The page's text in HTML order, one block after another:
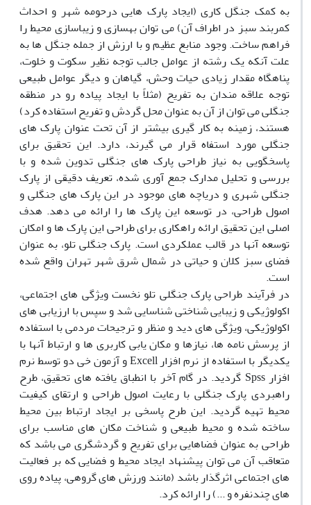
به کمک جنگل کاری (ایجاد پارک هایی درحومه شهر و احداث
کمربند سبز در اطراف آن) می توان بهسازی و زیباسازی محیط را
فراهم ساخت. وجود منابع عظیم و با ارزش از جمله جنگل ها به
علت آنکه یک رشته از عوامل جالب توجه نظیر سکوت و خلوت،
پناهگاه مقدار زیادی حیات وحش، گیاهان و دیگر عوامل طبیعی
توجه علاقه مندان به تفریح (مثلاً با ایجاد پیاده رو در منطقه
جنگلی می توان از آن به عنوان محل گردش و تفریح استفاده کرد)
هستند، زمینه به کار گیری بیشتر از آن تحت عنوان پارک های
جنگلی مورد استفاه قرار می گیرند، دارد. این تحقیق برای
پاسخگویی به نیاز طراحی پارک های جنگلی تدوین شده و با
بررسی و تحلیل مدارک جمع آوری شده، تعریف دقیقی از پارک
جنگلی شهری و دریاچه های موجود در این پارک های جنگلی و
اصول طراحی، در توسعه این پارک ها را ارائه می دهد. هدف
اصلی این تحقیق ارائه راهکاری برای طراحی این پارک ها و امکان
توسعه آنها در قالب عملکردی است. پارک جنگلی تلو، به عنوان
فضای سبز کلان و حیاتی در شمال شرق شهر تهران واقع شده
است.
در فرآیند طراحی پارک جنگلی تلو نخست ویژگی های اجتماعی،
اکولوژیکی و زیبایی شناختی شناسایی شد و سپس با ارزیابی های
اکولوژیکی، ویژگی های دید و منظر و ترجیحات مردمی با استفاده
از پرسش نامه ها، نیازها و مکان یابی کاربری ها و ارتباط آنها با
یکدیگر با استفاده از نرم افزار Excell و آزمون خی دو توسط نرم
افزار Spss گردید. در گام آخر با انطباق یافته های تحقیق، طرح
راهبردی پارک جنگلی با رعایت اصول طراحی و ارتقای کیفیت
محیط تهیه گردید. این طرح پاسخی بر ایجاد ارتباط بین محیط
ساخته شده و محیط طبیعی و شناخت مکان های مناسب برای
طراحی به عنوان فضاهایی برای تفریح و گردشگری می باشد که
متعاقب آن می توان پیشنهاد ایجاد محیط و فضایی که بر فعالیت
های اجتماعی اثرگذار باشد (مانند ورزش های گروهی، پیاده روی
های چندنفره و ...) را ارائه کرد.